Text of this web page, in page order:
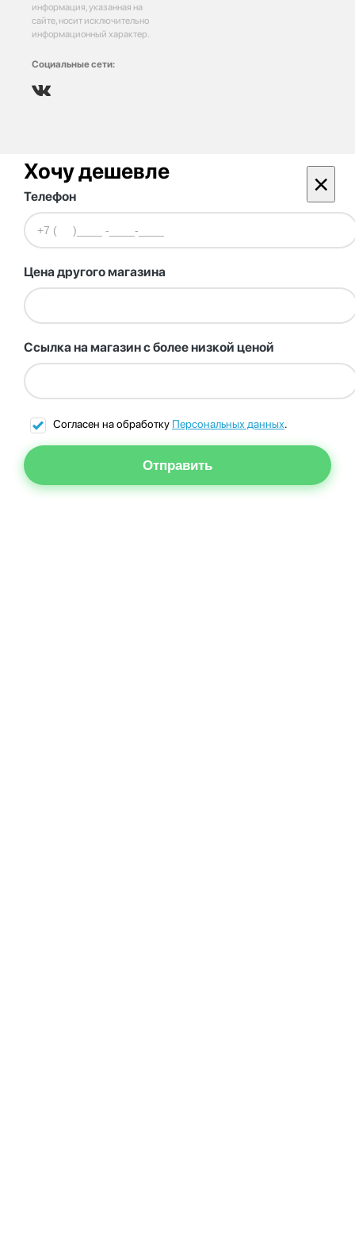
информация, указанная на
сайте, носит исключительно
информационный характер.
Социальные сети:
Хочу дешевле ×
Телефон
Цена другого магазина
Ссылка на магазин с более низкой ценой
Согласен на обработку Персональных данных.
Отправить